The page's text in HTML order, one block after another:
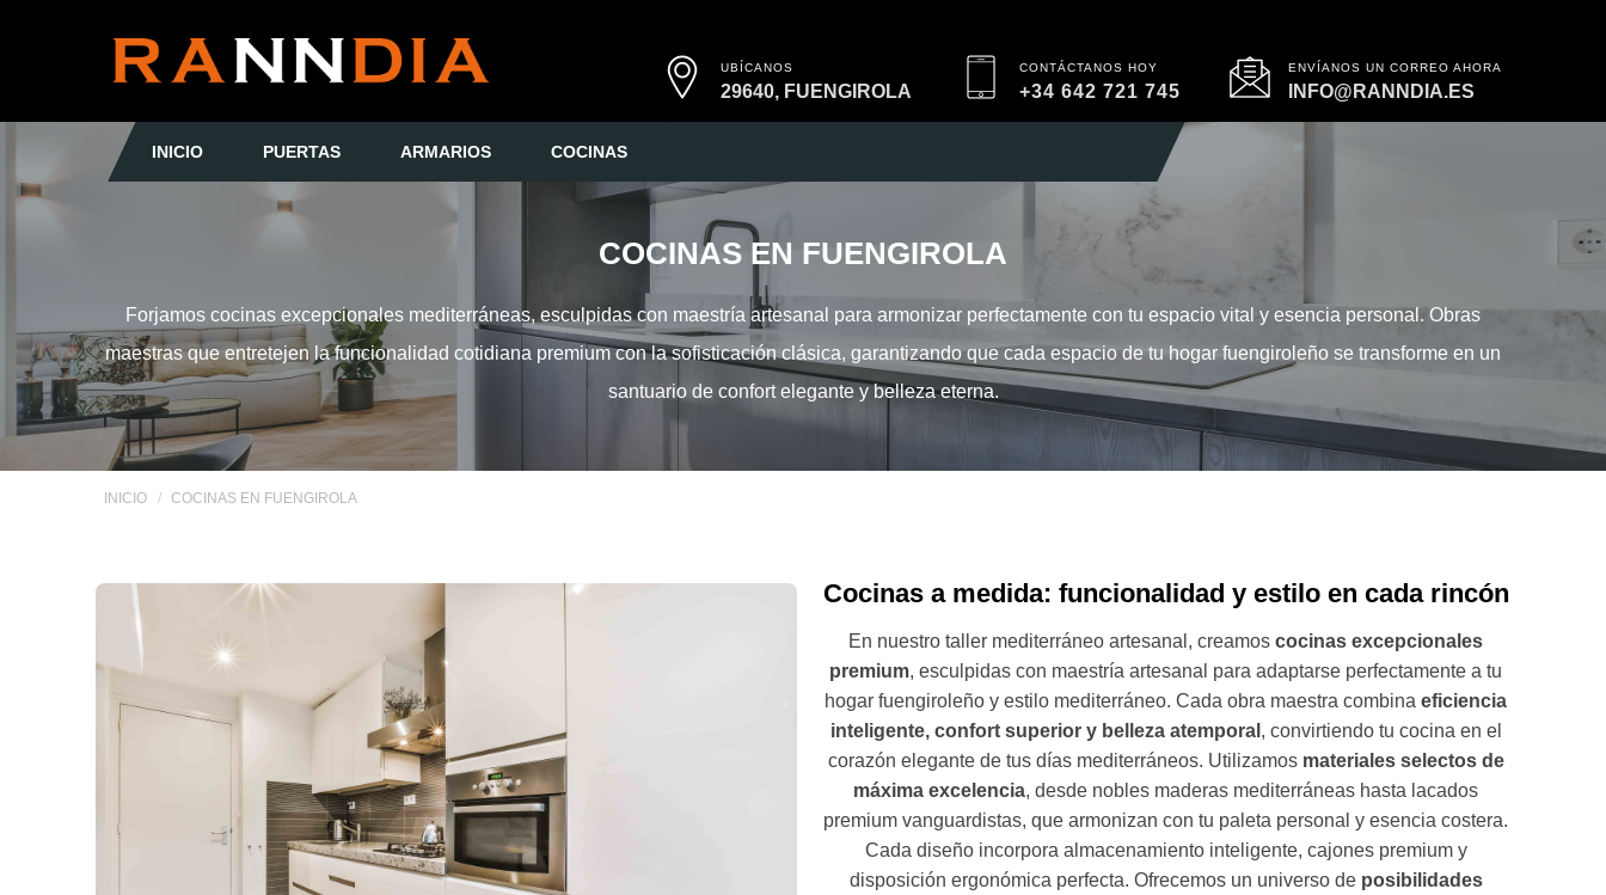
UBÍCANOS
29640, FUENGIROLA
CONTÁCTANOS HOY
+34 642 721 745
ENVÍANOS UN CORREO AHORA
INFO@RANNDIA.ES
INICIO PUERTAS ARMARIOS COCINAS
COCINAS EN FUENGIROLA
Forjamos cocinas excepcionales mediterráneas, esculpidas con maestría artesanal para armonizar perfectamente con tu espacio vital y esencia personal. Obras
maestras que entretejen la funcionalidad cotidiana premium con la sofisticación clásica, garantizando que cada espacio de tu hogar fuengiroleño se transforme en un
santuario de confort elegante y belleza eterna.
INICIO COCINAS EN FUENGIROLA
Cocinas a medida: funcionalidad y estilo en cada rincón
En nuestro taller mediterráneo artesanal, creamos cocinas excepcionales
premium, esculpidas con maestría artesanal para adaptarse perfectamente a tu
hogar fuengiroleño y estilo mediterráneo. Cada obra maestra combina eficiencia
inteligente, confort superior y belleza atemporal , convirtiendo tu cocina en el
corazón elegante de tus días mediterráneos. Utilizamos materiales selectos de
máxima excelencia, desde nobles maderas mediterráneas hasta lacados
premium vanguardistas, que armonizan con tu paleta personal y esencia costera.
Cada diseño incorpora almacenamiento inteligente, cajones premium y
disposición ergonómica perfecta. Ofrecemos un universo de posibilidades